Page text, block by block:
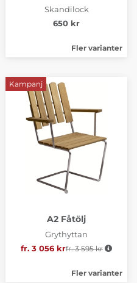
Skandilock
650 kr
Fler varianter
Kampanj
A2 Fåtölj
Grythyttan
fr. 3 056 krOrdinarie pris:
fr. 3 595 kr
Fler varianter